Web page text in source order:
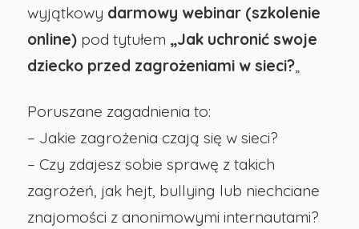
Szkoła
Podstawowa
nr
29
w
wyjątkowy darmowy webinar (szkolenie
online) pod tytułem „Jak uchronić swoje
dziecko przed zagrożeniami w sieci?„
Poruszane zagadnienia to:
– Jakie zagrożenia czają się w sieci?
– Czy zdajesz sobie sprawę z takich
zagrożeń, jak hejt, bullying lub niechciane
znajomości z anonimowymi internautami?